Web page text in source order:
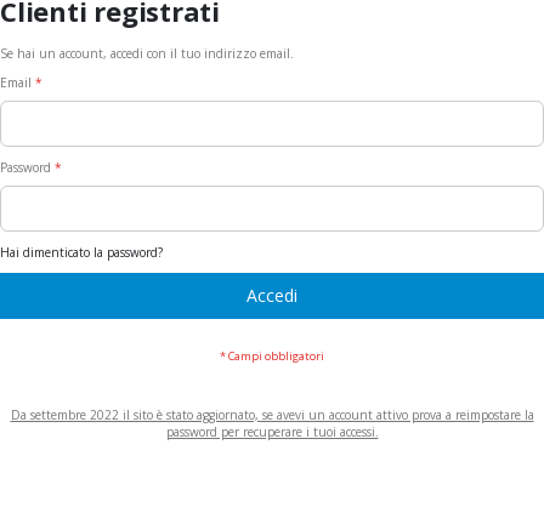
Clienti registrati
Se hai un account, accedi con il tuo indirizzo email.
Email
Password
Hai dimenticato la password?
Accedi
Da settembre 2022 il sito è stato aggiornato, se avevi un account attivo prova a reimpostare la
password per recuperare i tuoi accessi.